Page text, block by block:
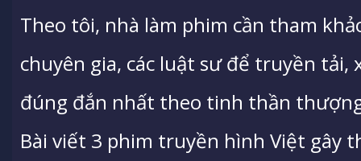
Theo tôi, nhà làm phim cần tham
chuyên gia, các luật sư để truyền
đúng đắn nhất theo tinh thần
Bài viết 3 phim truyền hình Việt gây